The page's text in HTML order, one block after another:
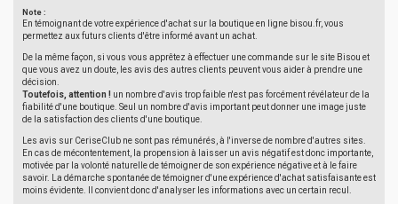
Note :
En témoignant de votre expérience d'achat sur la boutique en ligne bisou.fr, vous
permettez aux futurs clients d'être informé avant un achat.
De la même façon, si vous vous apprêtez à effectuer une commande sur le site Bisou et
que vous avez un doute, les avis des autres clients peuvent vous aider à prendre une
décision.
Toutefois, attention ! un nombre d'avis trop faible n'est pas forcément révélateur de la
fiabilité d'une boutique. Seul un nombre d'avis important peut donner une image juste
de la satisfaction des clients d'une boutique.
Les avis sur CeriseClub ne sont pas rémunérés, à l'inverse de nombre d'autres sites.
En cas de mécontentement, la propension à laisser un avis négatif est donc importante,
motivée par la volonté naturelle de témoigner de son expérience négative et à le faire
savoir. La démarche spontanée de témoigner d'une expérience d'achat satisfaisante est
moins évidente. Il convient donc d'analyser les informations avec un certain recul.